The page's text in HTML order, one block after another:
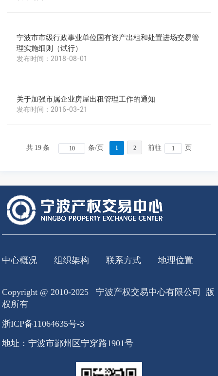
宁波市市级行政事业单位国有资产出租和处置进场交易管
理实施细则（试行）
2018-08-01
关于加强市属企业房屋出租管理工作的通知
2016-03-21
共 19 条 条/页 1 2 前往 页
中心概况 组织架构 联系方式 地理位置
Copyright @ 2010-2025 宁波产权交易中心有限公司 版
权所有
浙ICP备11064635号-3
地址：宁波市鄞州区宁穿路1901号